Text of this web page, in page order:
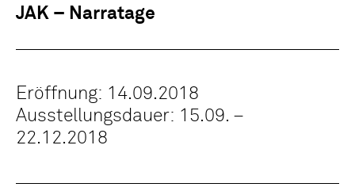
JAK – Narratage
Eröffnung: 14.09.2018
Ausstellungsdauer: 15.09. –
22.12.2018